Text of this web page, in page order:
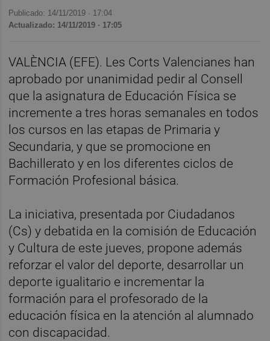
Publicado: 14/11/2019 · 17:04
Actualizado: 14/11/2019 · 17:05
VALÈNCIA (EFE). Les Corts Valencianes han
aprobado por unanimidad pedir al Consell
que la asignatura de Educación Física se
incremente a tres horas semanales en todos
los cursos en las etapas de Primaria y
Secundaria, y que se promocione en
Bachillerato y en los diferentes ciclos de
Formación Profesional básica.
La iniciativa, presentada por Ciudadanos
(Cs) y debatida en la comisión de Educación
y Cultura de este jueves, propone además
reforzar el valor del deporte, desarrollar un
deporte igualitario e incrementar la
formación para el profesorado de la
educación física en la atención al alumnado
con discapacidad.